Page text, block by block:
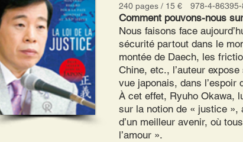
240 pages / 15 € 978-4-86395-
Comment pouvons-nous
Nous faisons face
sécurité partout dans le
montée de Daech, les
Chine, etc., l’auteur
vue japonais, dans l’espoir
À cet effet, Ryuho Okawa,
sur la notion de « justice »,
d’un meilleur avenir, où
l’amour ».